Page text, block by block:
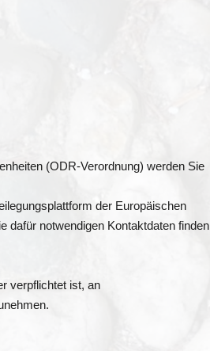
(ODR-Verordnung) werden Sie
der Europäischen
dafür notwendigen Kontaktdaten finden
verpflichtet ist, an